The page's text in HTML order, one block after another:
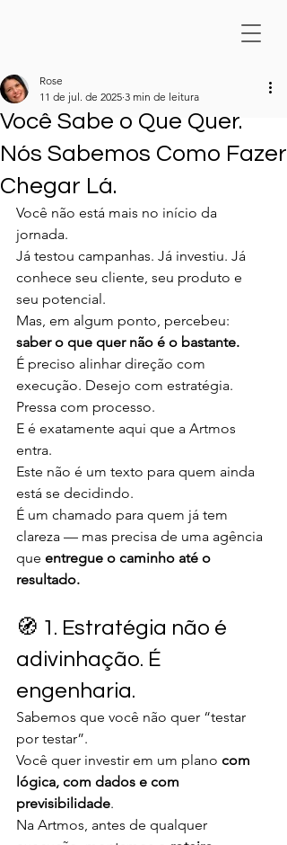
Você Sabe o Que Quer.
Nós Sabemos Como Fazer
Chegar Lá.
Rose
11 de jul. de 2025 3 min de leitura
Você não está mais no início da
jornada.
Já testou campanhas. Já investiu. Já
conhece seu cliente, seu produto e
seu potencial.
Mas, em algum ponto, percebeu:
saber o que quer não é o bastante.
É preciso alinhar direção com
execução. Desejo com estratégia.
Pressa com processo.
E é exatamente aqui que a Artmos
entra.
Este não é um texto para quem ainda
está se decidindo.
É um chamado para quem já tem
clareza — mas precisa de uma agência
que entregue o caminho até o
resultado.
🧭 1. Estratégia não é
adivinhação. É
engenharia.
Sabemos que você não quer “testar
por testar”.
Você quer investir em um plano com
lógica, com dados e com
previsibilidade.
Na Artmos, antes de qualquer